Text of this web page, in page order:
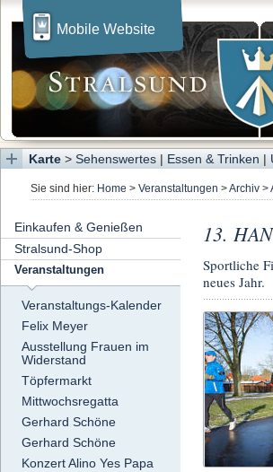
Mobile Website
Karte > Sehenswertes | Essen & Trinken |
Sie sind hier: Home > Veranstaltungen >Archiv >
Einkaufen & Genießen
Stralsund-Shop
Veranstaltungen
Veranstaltungs-Kalender
Felix Meyer
Ausstellung Frauen im
Widerstand
Töpfermarkt
Mittwochsregatta
Gerhard Schöne
Gerhard Schöne
Konzert Alino Yes Papa
13.
Sportliche
neues Jahr.